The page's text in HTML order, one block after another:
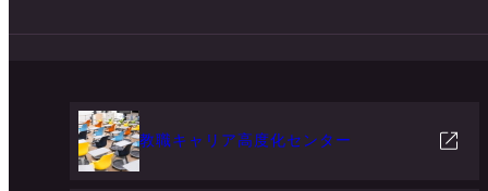
教職キャリア高度化センター